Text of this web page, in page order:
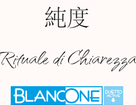
di Chiarezza